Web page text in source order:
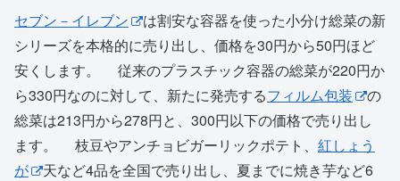
セブン－イレブン
は割安な容器を使った小分け総菜の新
シリーズを本格的に売り出し、価格を30円から50円ほど
安くします。 従来のプラスチック容器の総菜が220円か
ら330円なのに対して、新たに発売するフィルム包装
の
総菜は213円から278円と、300円以下の価格で売り出し
ます。 枝豆やアンチョビガーリックポテト、 紅しょう
が
天など4品を全国で売り出し、夏までに焼き芋など6